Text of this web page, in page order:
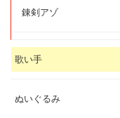
錬剣アゾ
歌い手
ぬいぐるみ